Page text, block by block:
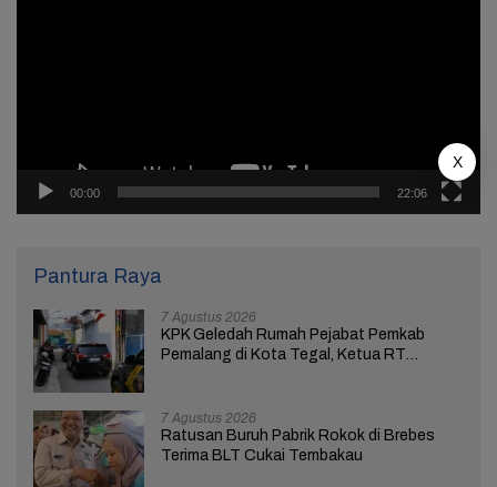
00:00 22:06
Pantura Raya
7 Agustus 2026
KPK Geledah Rumah Pejabat Pemkab
Pemalang di Kota Tegal, Ketua RT
7 Agustus 2026
Ratusan Buruh Pabrik Rokok di Brebes
Terima BLT Cukai Tembakau
X